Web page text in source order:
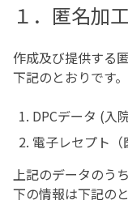
１．匿名加
作成及び提供する
下記のとおりです。
DPCデータ (入
電子レセプト（
上記のデータのう
下の情報は下記の